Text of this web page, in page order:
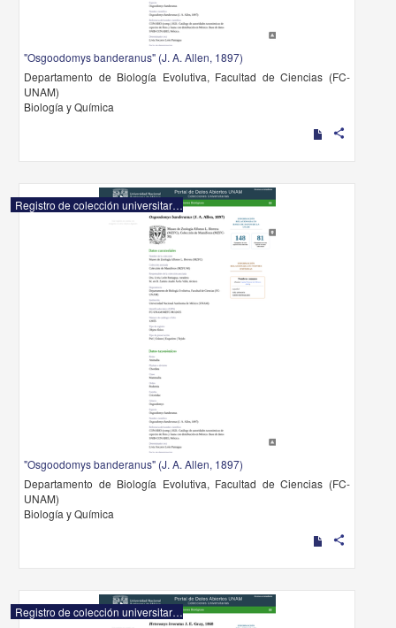
"Osgoodomys banderanus" (J. A. Allen, 1897)
Departamento de Biología Evolutiva, Facultad de Ciencias (FC-
UNAM)
Biología y Química
share
Registro de colección universitaria
"Osgoodomys banderanus" (J. A. Allen, 1897)
Departamento de Biología Evolutiva, Facultad de Ciencias (FC-
UNAM)
Biología y Química
share
Registro de colección universitaria